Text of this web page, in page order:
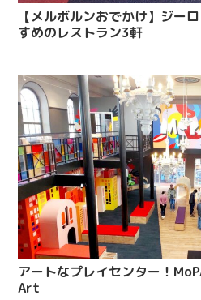
【メルボルンおでかけ】ジー
すめのレストラン3軒
アートなプレイセンター！
Art